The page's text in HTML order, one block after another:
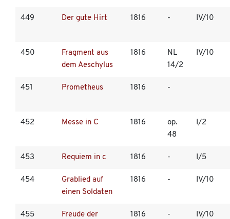
449 Der gute Hirt 1816 - IV/10
450
Fragment aus
dem Aeschylus
1816
NL
14/2
IV/10
451 Prometheus 1816 -
452 Messe in C 1816
op.
48
I/2
453 Requiem in c 1816 - I/5
454
Grablied auf
einen Soldaten
1816 - IV/10
455
Freude der
1816 - IV/10